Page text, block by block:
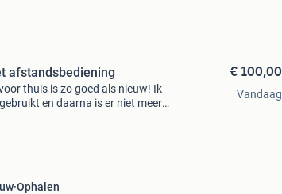
afstandsbediening
thuis is zo goed als nieuw! Ik
en daarna is er niet meer
Ophalen
€ 100,00
Vandaag